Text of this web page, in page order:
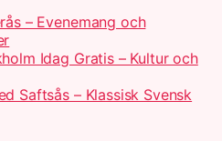
– Evenemang och
Idag Gratis – Kultur och
Saftsås – Klassisk Svensk